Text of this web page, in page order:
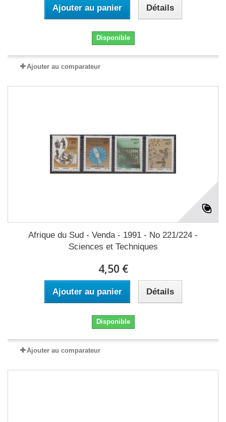
Ajouter au panier Détails
Disponible
Ajouter au comparateur
Afrique du Sud - Venda - 1991 - No 221/224 -
Sciences et Techniques
4,50 €
Ajouter au panier Détails
Disponible
Ajouter au comparateur